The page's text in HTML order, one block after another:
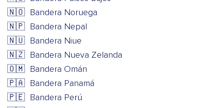
🇳🇴 Bandera Noruega
🇳🇵 Bandera Nepal
🇳🇺 Bandera Niue
🇳🇿 Bandera Nueva Zelanda
🇴🇲 Bandera Omán
🇵🇦 Bandera Panamá
🇵🇪 Bandera Perú